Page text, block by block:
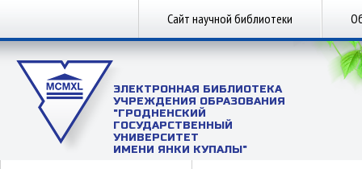
Сайт научной библиотеки
ЭЛЕКТРОННАЯ БИБЛИОТЕКА
УЧРЕЖДЕНИЯ ОБРАЗОВАНИЯ
"ГРОДНЕНСКИЙ
ГОСУДАРСТВЕННЫЙ
УНИВЕРСИТЕТ
ИМЕНИ ЯНКИ КУПАЛЫ"